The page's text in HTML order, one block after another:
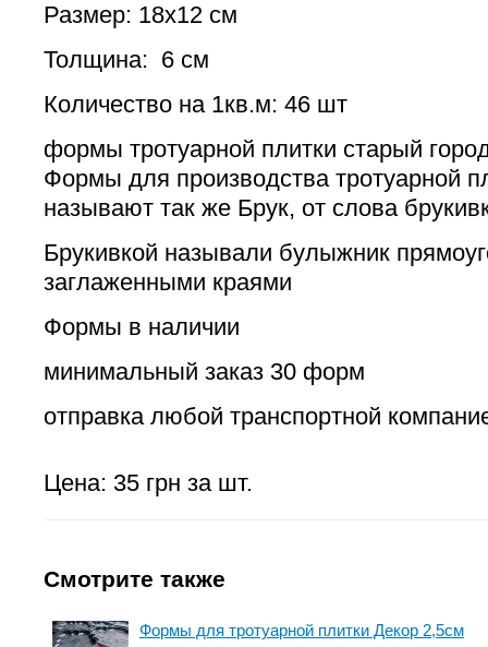
Размер: 18х12 см
Толщина: 6 см
Количество на 1кв.м: 46 шт
формы тротуарной плитки старый
Формы для производства тротуарной
называют так же Брук, от слова
Брукивкой называли булыжник
заглаженными краями
Формы в наличии
минимальный заказ 30 форм
отправка любой транспортной
Цена: 35 грн за шт.
Смотрите также
Формы для тротуарной плитки Декор 2,5см